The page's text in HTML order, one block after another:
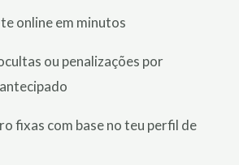
online em minutos
ou penalizações por
fixas com base no teu perfil de